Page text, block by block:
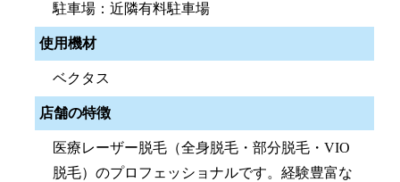
駐車場：近隣有料駐車場
使用機材
ベクタス
店舗の特徴
医療レーザー脱毛（全身脱毛・部分脱毛・VIO
脱毛）のプロフェッショナルです。経験豊富な